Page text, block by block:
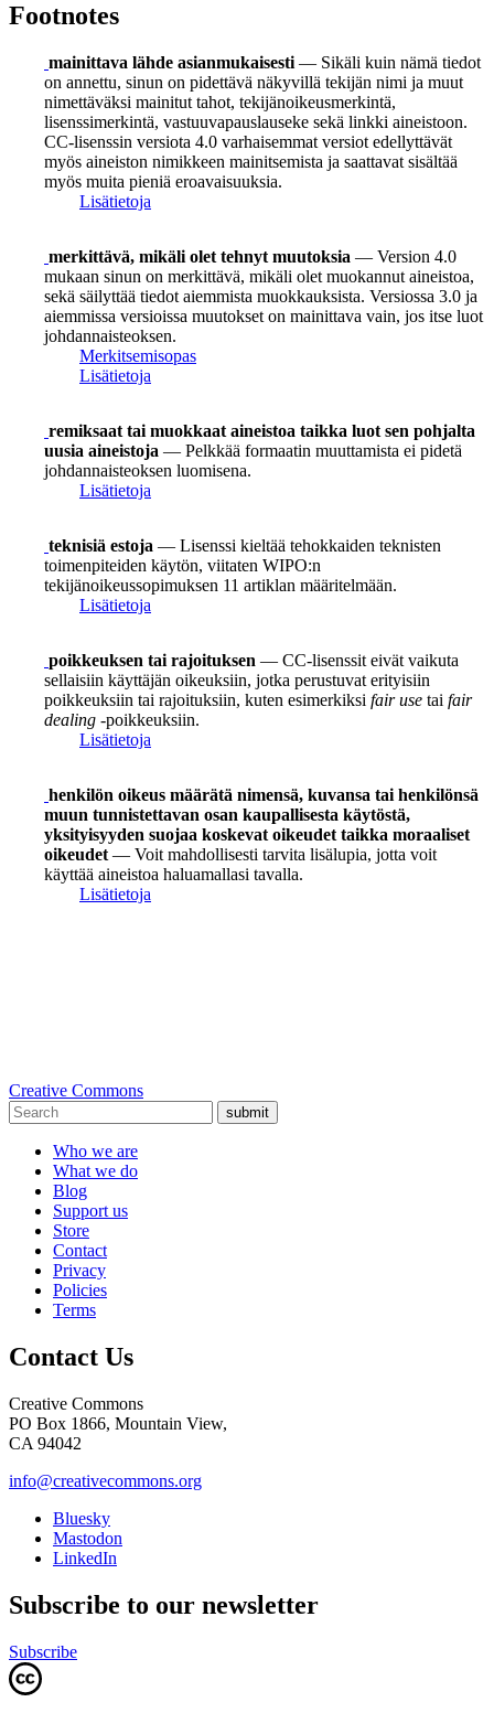
Footnotes
mainittava lähde asianmukaisesti — Sikäli kuin nämä tiedot
on annettu, sinun on pidettävä näkyvillä tekijän nimi ja muut
nimettäväksi mainitut tahot, tekijänoikeusmerkintä,
lisenssimerkintä, vastuuvapauslauseke sekä linkki aineistoon.
CC-lisenssin versiota 4.0 varhaisemmat versiot edellyttävät
myös aineiston nimikkeen mainitsemista ja saattavat sisältää
myös muita pieniä eroavaisuuksia.
Lisätietoja
merkittävä, mikäli olet tehnyt muutoksia — Version 4.0
mukaan sinun on merkittävä, mikäli olet muokannut aineistoa,
sekä säilyttää tiedot aiemmista muokkauksista. Versiossa 3.0 ja
aiemmissa versioissa muutokset on mainittava vain, jos itse luot
johdannaisteoksen.
Merkitsemisopas
Lisätietoja
remiksaat tai muokkaat aineistoa taikka luot sen pohjalta
uusia aineistoja — Pelkkää formaatin muuttamista ei pidetä
johdannaisteoksen luomisena.
Lisätietoja
teknisiä estoja — Lisenssi kieltää tehokkaiden teknisten
toimenpiteiden käytön, viitaten WIPO:n
tekijänoikeussopimuksen 11 artiklan määritelmään.
Lisätietoja
poikkeuksen tai rajoituksen — CC-lisenssit eivät vaikuta
sellaisiin käyttäjän oikeuksiin, jotka perustuvat erityisiin
poikkeuksiin tai rajoituksiin, kuten esimerkiksi fair use tai fair
dealing -poikkeuksiin.
Lisätietoja
henkilön oikeus määrätä nimensä, kuvansa tai henkilönsä
muun tunnistettavan osan kaupallisesta käytöstä,
yksityisyyden suojaa koskevat oikeudet taikka moraaliset
oikeudet — Voit mahdollisesti tarvita lisälupia, jotta voit
käyttää aineistoa haluamallasi tavalla.
Lisätietoja
Creative Commons
submit
Who we are
What we do
Blog
Support us
Store
Contact
Privacy
Policies
Terms
Contact Us
Creative Commons
PO Box 1866, Mountain View,
CA 94042
info@creativecommons.org
Bluesky
Mastodon
LinkedIn
Subscribe to our newsletter
Subscribe